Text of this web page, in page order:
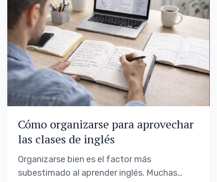
Cómo organizarse para aprovechar
las clases de inglés
Organizarse bien es el factor más
subestimado al aprender inglés. Muchas